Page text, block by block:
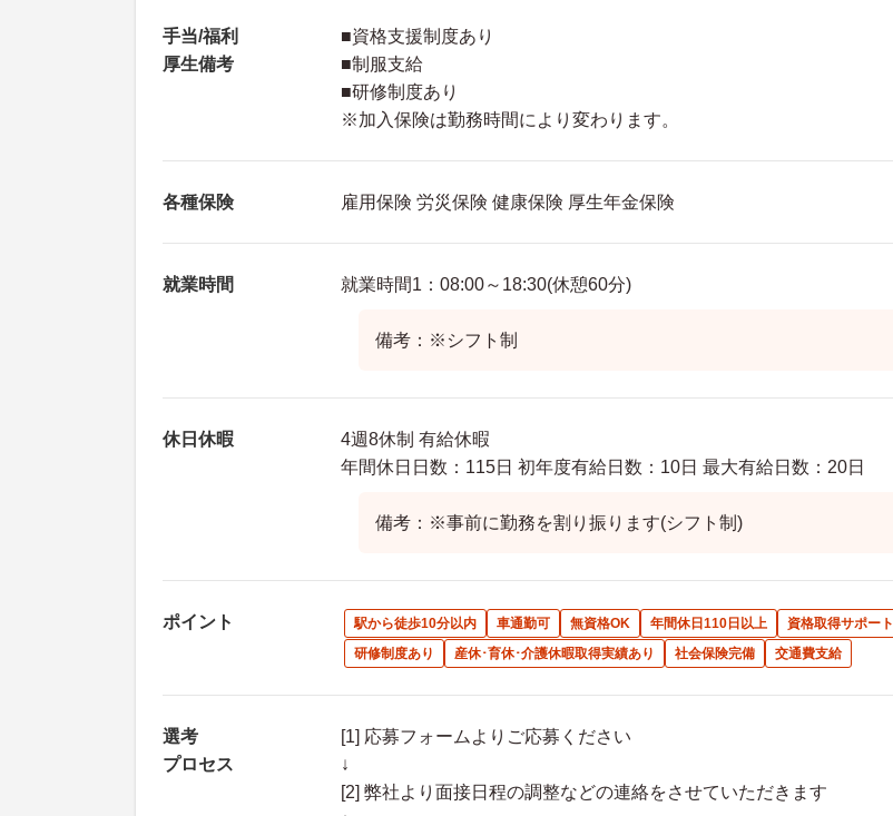
手当/福利
厚生備考
■資格支援制度あり
■制服支給
■研修制度あり
※加入保険は勤務時間により変わります。
各種保険 雇用保険 労災保険 健康保険 厚生年金保険
就業時間 就業時間1：08:00～18:30(休憩60分)
備考：※シフト制
休日休暇
4週8休制 有給休暇
年間休日日数：115日 初年度有給日数：10日 最大有給日数：20日
備考：※事前に勤務を割り振ります(シフト制)
ポイント 駅から徒歩10分以内 車通勤可 無資格OK 年間休日110日以上
資格取得サポート
研修制度あり
産休･育休･介護休暇取得実績あり 社会保険完備 交通費支給
選考
プロセス
[1] 応募フォームよりご応募ください
↓
[2] 弊社より面接日程の調整などの連絡をさせていただきます